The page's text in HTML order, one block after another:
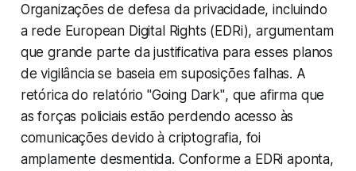
Organizações de defesa da privacidade, incluindo
a rede European Digital Rights (EDRi), argumentam
que grande parte da justificativa para esses planos
de vigilância se baseia em suposições falhas. A
retórica do relatório "Going Dark", que afirma que
as forças policiais estão perdendo acesso às
comunicações devido à criptografia, foi
amplamente desmentida. Conforme a EDRi aponta,